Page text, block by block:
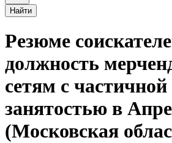
Найти
Резюме
должность
сетям с частичной
занятостью в
(Московская